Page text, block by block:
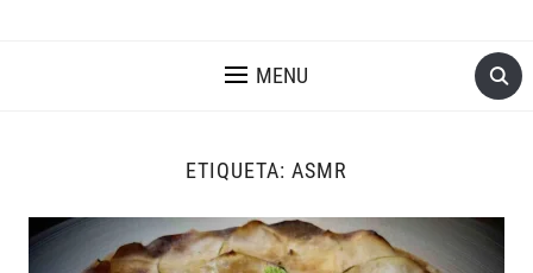
MENU
ETIQUETA: ASMR